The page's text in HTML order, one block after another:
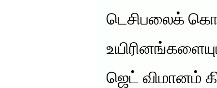
டெசிபலைக்
ஜெட் விமானம்